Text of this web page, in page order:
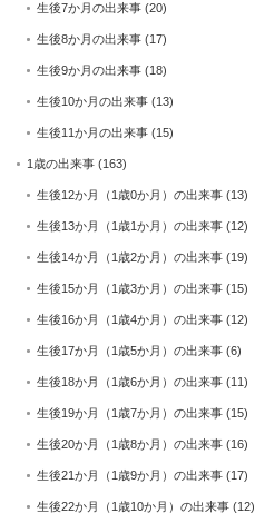
生後7か月の出来事 (20)
生後8か月の出来事 (17)
生後9か月の出来事 (18)
生後10か月の出来事 (13)
生後11か月の出来事 (15)
1歳の出来事 (163)
生後12か月（1歳0か月）の出来事 (13)
生後13か月（1歳1か月）の出来事 (12)
生後14か月（1歳2か月）の出来事 (19)
生後15か月（1歳3か月）の出来事 (15)
生後16か月（1歳4か月）の出来事 (12)
生後17か月（1歳5か月）の出来事 (6)
生後18か月（1歳6か月）の出来事 (11)
生後19か月（1歳7か月）の出来事 (15)
生後20か月（1歳8か月）の出来事 (16)
生後21か月（1歳9か月）の出来事 (17)
生後22か月（1歳10か月）の出来事 (12)